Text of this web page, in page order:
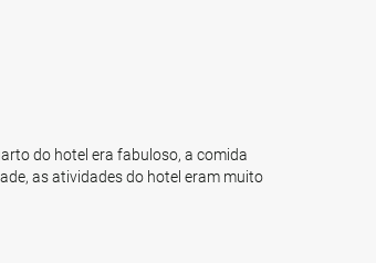
do hotel era fabuloso, a comida
as atividades do hotel eram muito